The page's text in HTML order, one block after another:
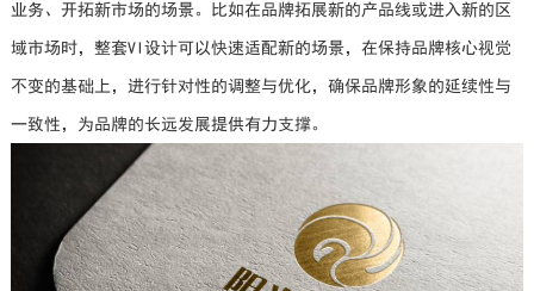
业务、开拓新市场的场景。比如在品牌拓展新的产品线或进入新的区
域市场时，整套VI设计可以快速适配新的场景，在保持品牌核心视觉
不变的基础上，进行针对性的调整与优化，确保品牌形象的延续性与
一致性，为品牌的长远发展提供有力支撑。